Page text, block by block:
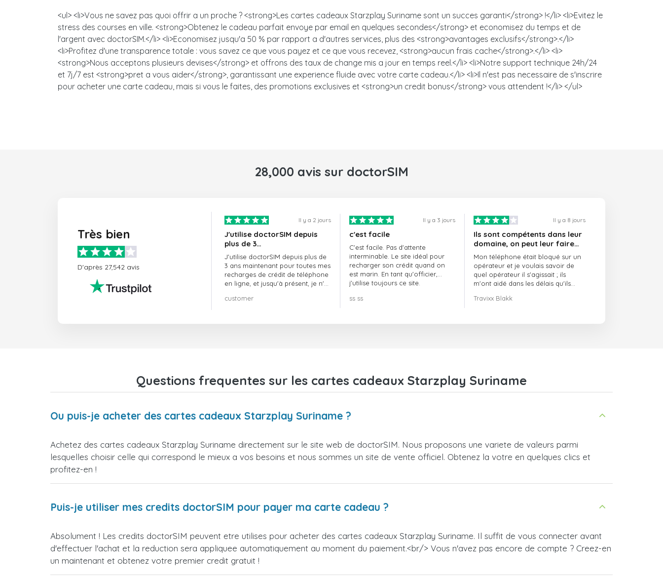
<ul> <li>Vous ne savez pas quoi offrir a un proche ? <strong>Les cartes cadeaux Starzplay Suriname sont un succes garanti</strong> !</li> <li>Evitez le
stress des courses en ville. <strong>Obtenez le cadeau parfait envoye par email en quelques secondes</strong> et economisez du temps et de
l'argent avec doctorSIM.</li> <li>Economisez jusqu'a 50 % par rapport a d'autres services, plus des <strong>avantages exclusifs</strong>.</li>
<li>Profitez d'une transparence totale : vous savez ce que vous payez et ce que vous recevez, <strong>aucun frais cache</strong>.</li> <li>
<strong>Nous acceptons plusieurs devises</strong> et offrons des taux de change mis a jour en temps reel.</li> <li>Notre support technique 24h/24
et 7j/7 est <strong>pret a vous aider</strong>, garantissant une experience fluide avec votre carte cadeau.</li> <li>Il n'est pas necessaire de s'inscrire
pour acheter une carte cadeau, mais si vous le faites, des promotions exclusives et <strong>un credit bonus</strong> vous attendent !</li> </ul>
28,000 avis sur doctorSIM
Très bien
D'après 27,542 avis
Il y a 2 jours
J'utilise doctorSIM depuis
plus de 3…
J'utilise doctorSIM depuis plus de
3 ans maintenant pour toutes mes
recharges de crédit de téléphone
en ligne, et jusqu'à présent, je n'ai
vivement !!!
customer
Il y a 3 jours
c'est facile
C'est facile. Pas d'attente
interminable. Le site idéal pour
recharger son crédit quand on
est marin. En tant qu'officier,
j'utilise toujours ce site.
ss ss
Il y a 8 jours
Ils sont compétents dans leur
domaine, on peut leur faire
confiance et ils sont toujours
ponctuels
Mon téléphone était bloqué sur un
opérateur et je voulais savoir de
quel opérateur il s'agissait ; ils
m'ont aidé dans les délais qu'ils
Travixx Blakk
Questions frequentes sur les cartes cadeaux Starzplay Suriname
Ou puis-je acheter des cartes cadeaux Starzplay Suriname ?
Achetez des cartes cadeaux Starzplay Suriname directement sur le site web de doctorSIM. Nous proposons une variete de valeurs parmi
lesquelles choisir celle qui correspond le mieux a vos besoins et nous sommes un site de vente officiel. Obtenez la votre en quelques clics et
profitez-en !
Puis-je utiliser mes credits doctorSIM pour payer ma carte cadeau ?
Absolument ! Les credits doctorSIM peuvent etre utilises pour acheter des cartes cadeaux Starzplay Suriname. Il suffit de vous connecter avant
d'effectuer l'achat et la reduction sera appliquee automatiquement au moment du paiement.<br/> Vous n'avez pas encore de compte ? Creez-en
un maintenant et obtenez votre premier credit gratuit !